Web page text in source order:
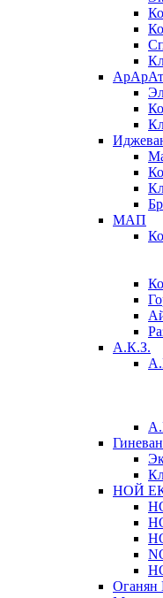
МАП
А.К.З.
НОЙ
Оганян